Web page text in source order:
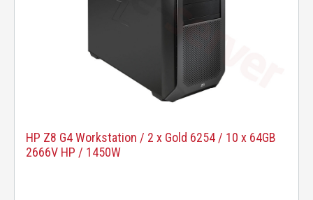
HP Z8 G4 Workstation / 2 x Gold 6254 / 10 x 64GB
2666V HP / 1450W